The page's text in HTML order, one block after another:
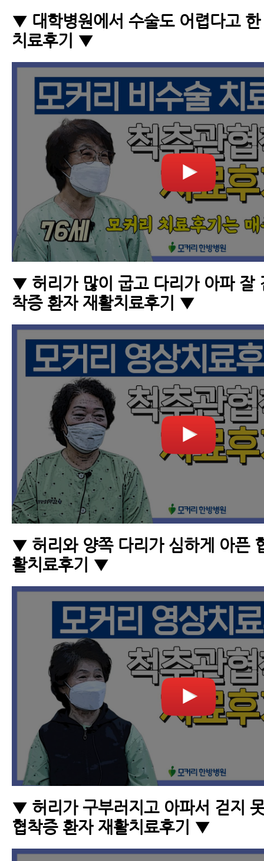
▼ 대학병원에서 수술도 어렵다고
치료후기 ▼
▼ 허리가 많이 굽고 다리가 아파 잘
착증 환자 재활치료후기 ▼
▼ 허리와 양쪽 다리가 심하게 아픈
활치료후기 ▼
▼ 허리가 구부러지고 아파서 걷지
협착증 환자 재활치료후기 ▼